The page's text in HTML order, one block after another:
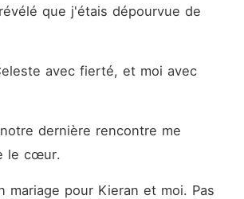
que j'étais dépourvue de
avec fierté, et moi avec
dernière rencontre me
le cœur.
mariage pour Kieran et moi. Pas